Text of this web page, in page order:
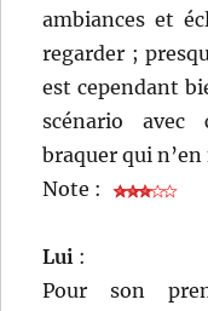
ambiances et
regarder ;
est cependant
scénario avec
braquer qui
Note :
Lui :
Pour son